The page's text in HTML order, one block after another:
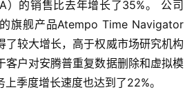
）的销售比去年增长了35%。 公司
旗舰产品Atempo Time Navigator
了较大增长，高于权威市场研究机构
客户对安腾普重复数据删除和虚拟模
季度增长速度也达到了22%。